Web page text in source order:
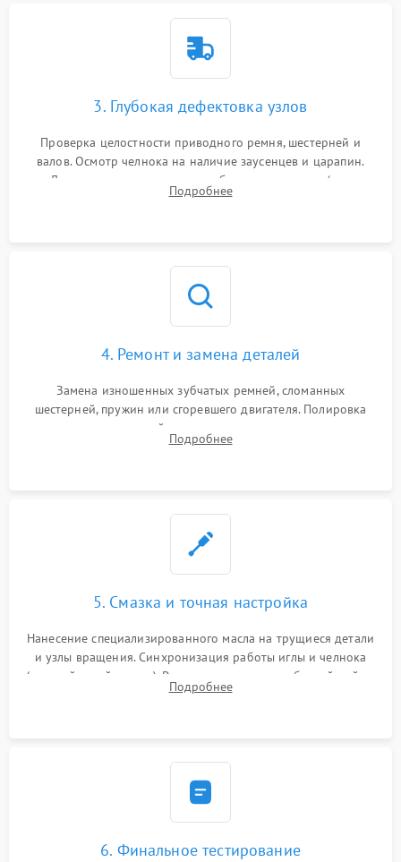
3. Глубокая дефектовка узлов
Проверка целостности приводного ремня, шестерней и
валов. Осмотр челнока на наличие заусенцев и царапин.
Диагностика электромотора, блока управления (для
компьютерных машин), нитевдевателя и механизма
Подробнее
4. Ремонт и замена деталей
Замена изношенных зубчатых ремней, сломанных
шестерней, пружин или сгоревшего двигателя. Полировка
челночного устройства для устранения заусенцев.
Восстановление контактов в педали и пайка элементов на
Подробнее
5. Смазка и точная настройка
Нанесение специализированного масла на трущиеся детали
и узлы вращения. Синхронизация работы иглы и челнока
(настройка таймингов). Регулировка высоты зубчатой рейки,
центровка игловодителя и калибровка натяжителей верхней
Подробнее
6. Финальное тестирование